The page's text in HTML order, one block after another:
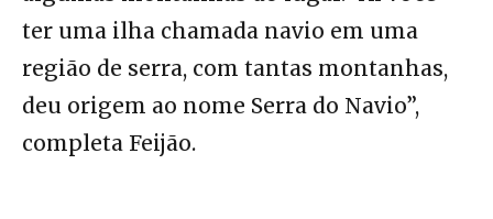
ter uma ilha chamada navio em uma
região de serra, com tantas montanhas,
deu origem ao nome Serra do Navio”,
completa Feijão.